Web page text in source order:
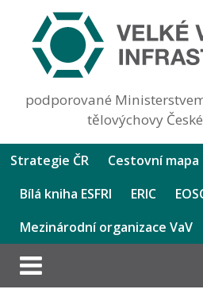
podporované
tělovýchovy
Strategie ČR Cestovní mapa
Bílá kniha ESFRI
ERIC
Mezinárodní organizace VaV